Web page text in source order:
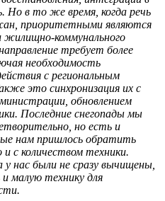
Но в то же время, когда речь
приоритетными являются
жилищно-коммунального
требует более
необходимость
с региональным
это синхронизация их с
обновлением
Последние снегопады мы
но есть и
нам пришлось обратить
и с количеством техники.
нас были не сразу вычищены,
малую технику для